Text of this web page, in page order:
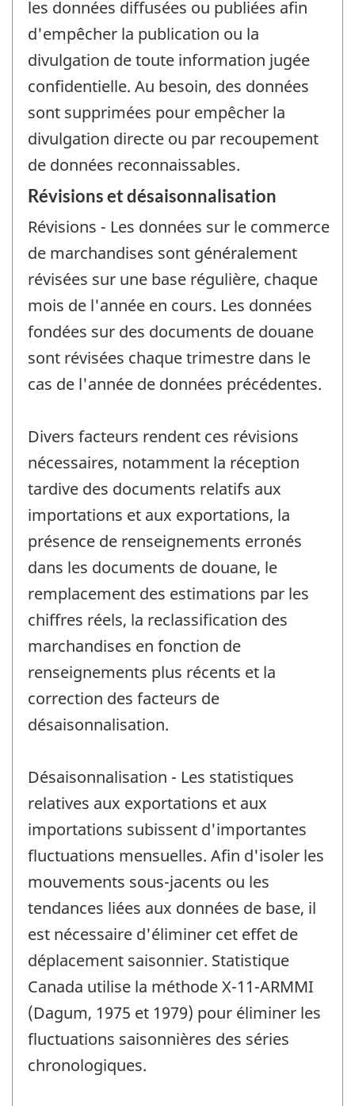
les données diffusées ou publiées afin
d'empêcher la publication ou la
divulgation de toute information jugée
confidentielle. Au besoin, des données
sont supprimées pour empêcher la
divulgation directe ou par recoupement
de données reconnaissables.
Révisions et désaisonnalisation
Révisions - Les données sur le commerce
de marchandises sont généralement
révisées sur une base régulière, chaque
mois de l'année en cours. Les données
fondées sur des documents de douane
sont révisées chaque trimestre dans le
cas de l'année de données précédentes.
Divers facteurs rendent ces révisions
nécessaires, notamment la réception
tardive des documents relatifs aux
importations et aux exportations, la
présence de renseignements erronés
dans les documents de douane, le
remplacement des estimations par les
chiffres réels, la reclassification des
marchandises en fonction de
renseignements plus récents et la
correction des facteurs de
désaisonnalisation.
Désaisonnalisation - Les statistiques
relatives aux exportations et aux
importations subissent d'importantes
fluctuations mensuelles. Afin d'isoler les
mouvements sous-jacents ou les
tendances liées aux données de base, il
est nécessaire d'éliminer cet effet de
déplacement saisonnier. Statistique
Canada utilise la méthode X-11-ARMMI
(Dagum, 1975 et 1979) pour éliminer les
fluctuations saisonnières des séries
chronologiques.